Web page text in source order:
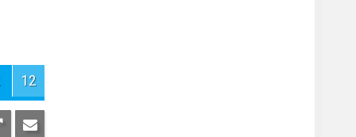
12